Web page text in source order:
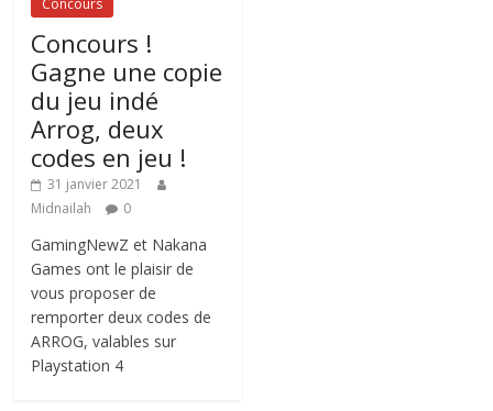
Concours
Concours !
Gagne une copie
du jeu indé
Arrog, deux
codes en jeu !
31 janvier 2021
Midnailah
0
GamingNewZ et Nakana
Games ont le plaisir de
vous proposer de
remporter deux codes de
ARROG, valables sur
Playstation 4